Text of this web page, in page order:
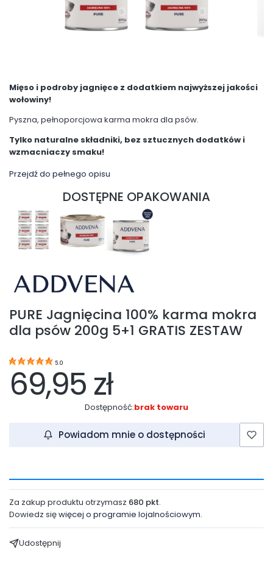
Mięso i podroby jagnięce z dodatkiem najwyższej jakości
wołowiny!
Pyszna, pełnoporcjowa karma mokra dla psów.
Tylko naturalne składniki, bez sztucznych dodatków i
wzmacniaczy smaku!
Przejdź do pełnego opisu
DOSTĘPNE OPAKOWANIA
PURE Jagnięcina 100% karma mokra
dla psów 200g 5+1 GRATIS ZESTAW
5.0
69,95 zł
Dostępność:brak towaru
Powiadom mnie o dostępności
Za zakup produktu otrzymasz 680 pkt.
Dowiedz sięwięcej o programie lojalnościowym.
Udostępnij